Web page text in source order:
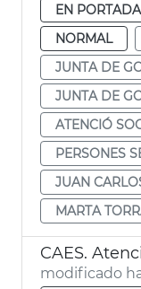
EN PORTADA
NORMAL
JUNTA DE
JUNTA DE
ATENCIÓ
PERSONES
JUAN
MARTA
modificado